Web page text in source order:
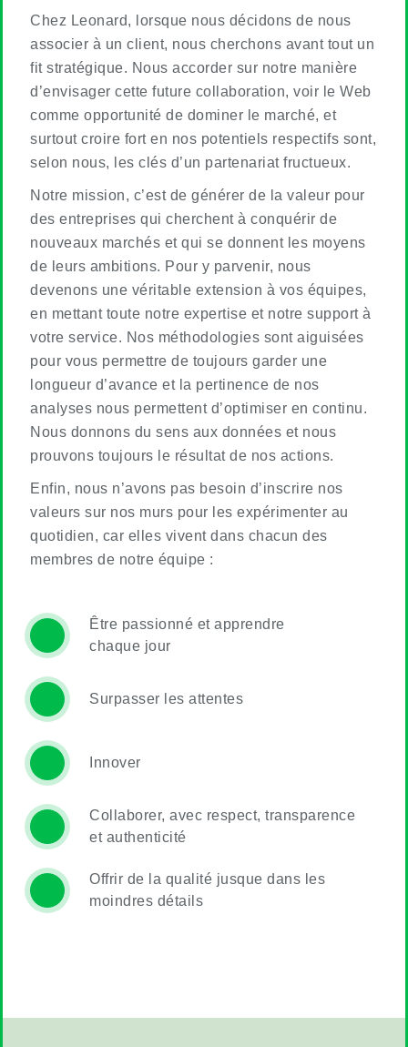
Chez Leonard, lorsque nous décidons de nous
associer à un client, nous cherchons avant tout un
fit stratégique. Nous accorder sur notre manière
d’envisager cette future collaboration, voir le Web
comme opportunité de dominer le marché, et
surtout croire fort en nos potentiels respectifs sont,
selon nous, les clés d’un partenariat fructueux.
Notre mission, c’est de générer de la valeur pour
des entreprises qui cherchent à conquérir de
nouveaux marchés et qui se donnent les moyens
de leurs ambitions. Pour y parvenir, nous
devenons une véritable extension à vos équipes,
en mettant toute notre expertise et notre support à
votre service. Nos méthodologies sont aiguisées
pour vous permettre de toujours garder une
longueur d’avance et la pertinence de nos
analyses nous permettent d’optimiser en continu.
Nous donnons du sens aux données et nous
prouvons toujours le résultat de nos actions.
Enfin, nous n’avons pas besoin d’inscrire nos
valeurs sur nos murs pour les expérimenter au
quotidien, car elles vivent dans chacun des
membres de notre équipe :
Être passionné et apprendre
chaque jour
Surpasser les attentes
Innover
Collaborer, avec respect, transparence
et authenticité
Offrir de la qualité jusque dans les
moindres détails